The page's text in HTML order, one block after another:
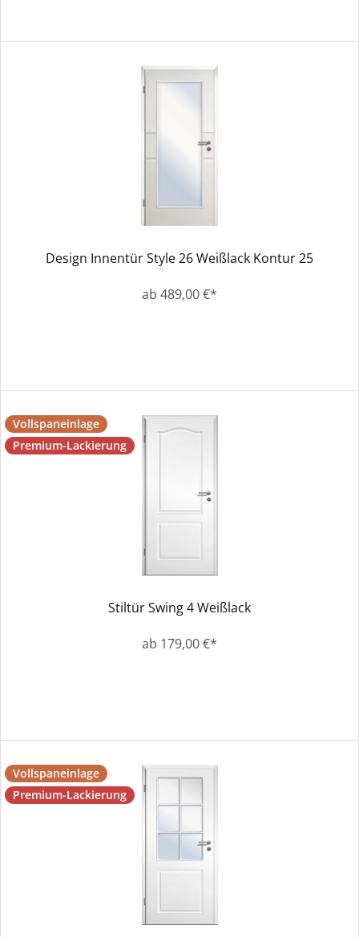
Design Innentür Style 26 Weißlack Kontur 25
ab 489,00 €*
Vollspaneinlage
Premium-Lackierung
Stiltür Swing 4 Weißlack
ab 179,00 €*
Vollspaneinlage
Premium-Lackierung